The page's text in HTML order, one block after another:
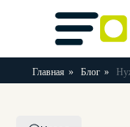
Главная » Блог »